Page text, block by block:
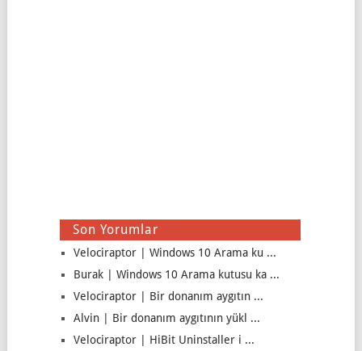
Son Yorumlar
Velociraptor | Windows 10 Arama ku ...
Burak | Windows 10 Arama kutusu ka ...
Velociraptor | Bir donanım aygıtın ...
Alvin | Bir donanım aygıtının yükl ...
Velociraptor | HiBit Uninstaller i ...